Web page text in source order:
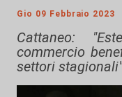
Gio 09 Febbraio 2023
Cattaneo:
commercio
settori stagionali"